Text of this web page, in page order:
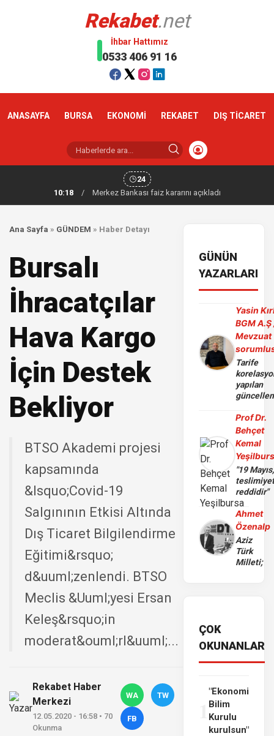
Rekabet.net
İhbar Hattımız
0533 406 91 16
ANASAYFA BURSA EKONOMİ REKABET DIŞ TİCARET
24
10:18
/ Merkez Bankası faiz kararını açıkladı
Ana Sayfa » GÜNDEM » Haber Detayı
Bursalı
İhracatçılar
Hava Kargo
İçin Destek
Bekliyor
BTSO Akademi projesi
kapsamında
&lsquo;Covid-19
Salgınının Etkisi Altında
Dış Ticaret Bilgilendirme
Eğitimi&rsquo;
d&uuml;zenlendi. BTSO
Meclis &Uuml;yesi Ersan
Keleş&rsquo;in
moderat&ouml;rl&uuml;...
Rekabet Haber
Merkezi
12.05.2020 - 16:58 • 70
Okunma
WA TW
FB
GÜNÜN
YAZARLARI
Yasin
BGM A.Ş
Mevzuat
Tarife
yapılan
Prof Dr.
Behçet
Kemal
"19 Mayıs,
reddidir"
Ahmet
Özenalp
Aziz
Türk
Milleti;
ÇOK
OKUNANLAR
"Ekonomi
Bilim
Kurulu
kurulsun"